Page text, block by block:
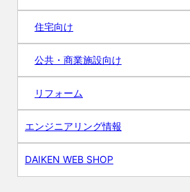
住宅向け
公共・商業施設向け
リフォーム
エンジニアリング情報
DAIKEN WEB SHOP